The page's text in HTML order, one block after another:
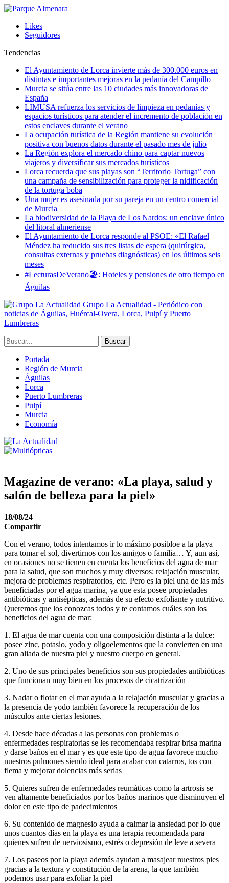
Likes
Seguidores
Tendencias
El Ayuntamiento de Lorca invierte más de 300.000 euros en
distintas e importantes mejoras en la pedanía del Campillo
Murcia se sitúa entre las 10 ciudades más innovadoras de
España
LIMUSA refuerza los servicios de limpieza en pedanías y
espacios turísticos para atender el incremento de población en
estos enclaves durante el verano
La ocupación turística de la Región mantiene su evolución
positiva con buenos datos durante el pasado mes de julio
La Región explora el mercado chino para captar nuevos
viajeros y diversificar sus mercados turísticos
Lorca recuerda que sus playas son “Territorio Tortuga” con
una campaña de sensibilización para proteger la nidificación
de la tortuga boba
Una mujer es asesinada por su pareja en un centro comercial
de Murcia
La biodiversidad de la Playa de Los Nardos: un enclave único
del litoral almeriense
El Ayuntamiento de Lorca responde al PSOE: «El Rafael
Méndez ha reducido sus tres listas de espera (quirúrgica,
consultas externas y pruebas diagnósticas) en los últimos seis
meses
#LecturasDeVerano🏖: Hoteles y pensiones de otro tiempo en
Águilas
Grupo La Actualidad - Periódico con
noticias de Águilas, Huércal-Overa, Lorca, Pulpí y Puerto
Lumbreras
Portada
Región de Murcia
Águilas
Lorca
Puerto Lumbreras
Pulpí
Murcia
Economía
Magazine de verano: «La playa, salud y
salón de belleza para la piel»
18/08/24
Compartir
Con el verano, todos intentamos ir lo máximo posibloe a la playa
para tomar el sol, divertirnos con los amigos o familia… Y, aun así,
en ocasiones no se tienen en cuenta los beneficios del agua de mar
para la salud, que son muchos y muy diversos: relajación muscular,
mejora de problemas respiratorios, etc. Pero es la piel una de las más
beneficiadas por el agua marina, ya que esta posee propiedades
antibióticas y antisépticas, además de su efecto exfoliante y nutritivo.
Queremos que los conozcas todos y te contamos cuáles son los
beneficios del agua de mar:
1. El agua de mar cuenta con una composición distinta a la dulce:
posee zinc, potasio, yodo y oligoelementos que la convierten en una
gran aliada de nuestra piel y nuestro cuerpo en general.
2. Uno de sus principales beneficios son sus propiedades antibióticas
que funcionan muy bien en los procesos de cicatrización
3. Nadar o flotar en el mar ayuda a la relajación muscular y gracias a
la presencia de yodo también favorece la recuperación de los
músculos ante ciertas lesiones.
4. Desde hace décadas a las personas con problemas o
enfermedades respiratorias se les recomendaba respirar brisa marina
y darse baños en el mar y es que este tipo de agua favorece mucho
nuestros pulmones siendo ideal para acabar con catarros, tos con
flema y mejorar dolencias más serias
5. Quieres sufren de enfermedades reumáticas como la artrosis se
ven altamente beneficiados por los baños marinos que disminuyen el
dolor en este tipo de padecimientos
6. Su contenido de magnesio ayuda a calmar la ansiedad por lo que
unos cuantos días en la playa es una terapia recomendada para
quienes sufren de nerviosismo, estrés o depresión de leve a severa
7. Los paseos por la playa además ayudan a masajear nuestros pies
gracias a la textura y constitución de la arena, la que también
podemos usar para exfoliar la piel